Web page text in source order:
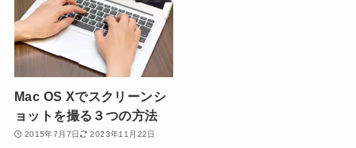
Mac OS Xでスクリーンシ
ョットを撮る３つの方法
2015年7月7日 2023年11月22日